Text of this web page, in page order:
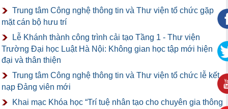
Trung tâm Công nghệ thông tin và Thư viện tổ chức gặp
mặt cán bộ hưu trí
Lễ Khánh thành công trình cải tạo Tầng 1 - Thư viện
Trường Đại học Luật Hà Nội: Không gian học tập mới hiện
đại và thân thiện
Trung tâm Công nghệ thông tin và Thư viện tổ chức lễ kết
nạp Đảng viên mới
Khai mạc Khóa học “Trí tuệ nhân tạo cho chuyên gia thông